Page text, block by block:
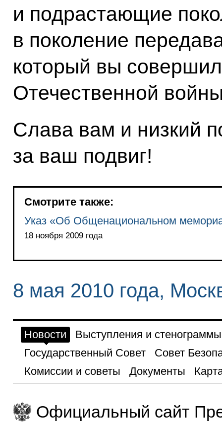
и подрастающие
в поколение
который вы
Отечественной
Слава вам и низкий
за ваш подвиг!
Смотрите также:
Указ «Об Общенациональном
18 ноября 2009 года
8 мая 2010 года,
Новости
Выступления и стенограммы
Государственный Совет
Совет
Комиссии и советы
Документы
Официальный сайт